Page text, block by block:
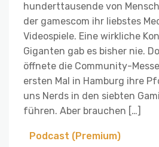
hunderttausende von
der gamescom ihr liebstes
Videospiele. Eine wirkliche
Giganten gab es bisher nie.
öffnete die Community-
ersten Mal in Hamburg ihre
uns Nerds in den siebten
führen. Aber brauchen […]
Podcast (Premium)